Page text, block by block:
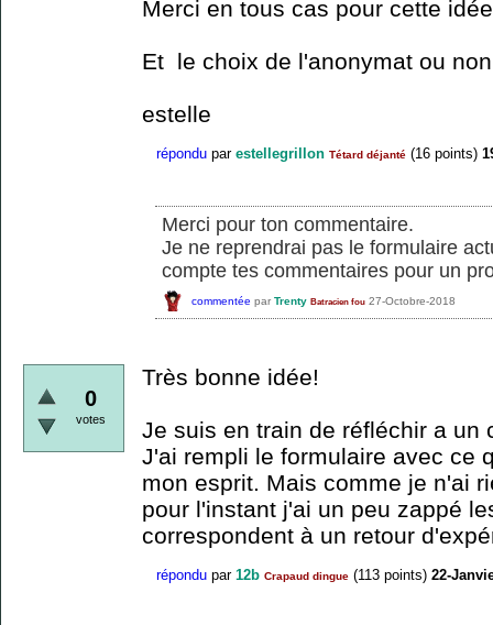
Merci en tous cas pour cette
Et le choix de l'anonymat ou
estelle
répondu par estellegrillon Tétard déjanté (16 points)
Merci pour ton commentaire.
Je ne reprendrai pas le formulaire
compte tes commentaires pour un
commentée par Trenty Batracien fou 27-Octobre-2018
0
votes
Très bonne idée!
Je suis en train de réfléchir a un
J'ai rempli le formulaire avec ce
mon esprit. Mais comme je n'ai
pour l'instant j'ai un peu zappé
correspondent à un retour
répondu par 12b Crapaud dingue (113 points) 22-